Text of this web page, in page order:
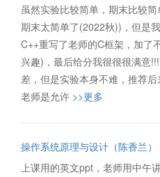
虽然实验比较简单，期末比较
期末太简单了(2022秋))，但是
C++重写了老师的C框架，加了
兴趣)，最后给分我很很很满意
差，但是实验本身不难，推荐
老师是允许 >>更多
操作系统原理与设计（陈香兰）
上课用的英文ppt，老师用中午